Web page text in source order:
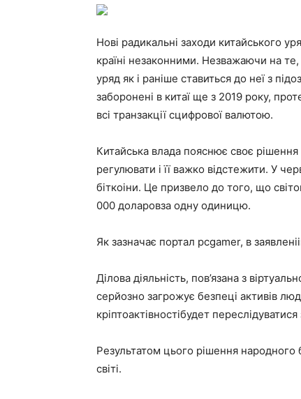
Нові радикальні заходи китайського
країні незаконними. Незважаючи на
уряд як і раніше ставиться до неї з
заборонені в китаї ще з 2019 року,
всі транзакції сцифрової валютою.
Китайська влада пояснює своє
регулювати і її важко відстежити. У
біткоіни. Це призвело до того, що
000 доларовза одну одиницю.
Як зазначає портал pcgamer, в
Ділова діяльність, пов’язана з
серйозно загрожує безпеці активів
кріптоактівностібудет
Результатом цього рішення народного
світі.